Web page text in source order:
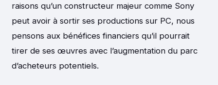
raisons qu’un constructeur majeur comme Sony
peut avoir à sortir ses productions sur PC, nous
pensons aux bénéfices financiers qu’il pourrait
tirer de ses œuvres avec l’augmentation du parc
d’acheteurs potentiels.